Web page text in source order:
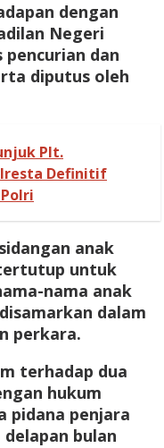
dengan
Negeri
pencurian dan
diputus oleh
Plt.
Definitif
anak
untuk
nama anak
dalam
perkara.
terhadap dua
hukum
pidana penjara
bulan